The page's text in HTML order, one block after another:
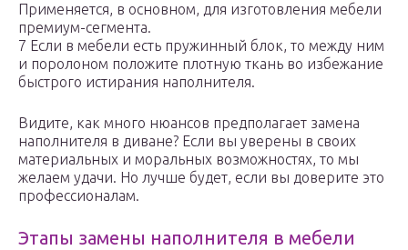
Применяется, в основном, для изготовления мебели
премиум-сегмента.
7 Если в мебели есть пружинный блок, то между ним
и поролоном положите плотную ткань во избежание
быстрого истирания наполнителя.
Видите, как много нюансов предполагает замена
наполнителя в диване? Если вы уверены в своих
материальных и моральных возможностях, то мы
желаем удачи. Но лучше будет, если вы доверите это
профессионалам.
Этапы замены наполнителя в мебели